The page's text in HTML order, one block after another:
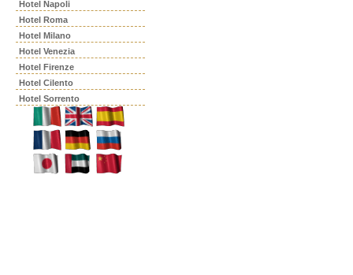
Hotel Napoli
Hotel Roma
Hotel Milano
Hotel Venezia
Hotel Firenze
Hotel Cilento
Hotel Sorrento